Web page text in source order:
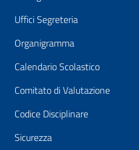
Uffici Segreteria
Organigramma
Calendario Scolastico
Comitato di Valutazione
Codice Disciplinare
Sicurezza